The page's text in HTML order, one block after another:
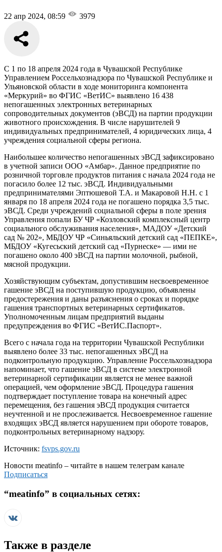
22 апр 2024, 08:59 3979
С 1 по 18 апреля 2024 года в Чувашской Республике
Управлением Россельхознадзора по Чувашской Республике и
Ульяновской области в ходе мониторинга компонента
«Меркурий» во ФГИС «ВетИС» выявлено 16 438
непогашенных электронных ветеринарных
сопроводительных документов (эВСД) на партии продукции
животного происхождения. В числе нарушителей 9
индивидуальных предпринимателей, 4 юридических лица, 4
учреждения социальной сферы региона.
Наибольшее количество непогашенных эВСД зафиксировано
в учетной записи ООО «Амбар». Данное предприятие по
розничной торговле продуктов питания с начала 2024 года не
погасило более 12 тыс. эВСД. Индивидуальными
предпринимателями Эптюшевой Т.А. и Макаровой Н.Н. с 1
января по 18 апреля 2024 года не погашено порядка 3,5 тыс.
эВСД. Среди учреждений социальной сферы в поле зрения
Управления попали БУ ЧР «Козловский комплексный центр
социального обслуживания населения», МАДОУ «Детский
сад № 202», МБДОУ ЧР «Синьяльский детский сад «ПЕПКЕ»,
МБДОУ «Кугесьский детский сад «Пурнеске» — ими не
погашено около 400 эВСД на партии молочной, рыбной,
мясной продукции.
Хозяйствующим субъектам, допустившим несвоевременное
гашение эВСД на поступившую продукцию, объявлены
предостережения и даны разъяснения о сроках и порядке
гашения транспортных ветеринарных сертификатов.
Уполномоченным лицам предприятий выданы
предупреждения во ФГИС «ВетИС.Паспорт».
Всего с начала года на территории Чувашской Республики
выявлено более 33 тыс. непогашенных эВСД на
подконтрольную продукцию. Управление Россельхознадзора
напоминает, что гашение эВСД в системе электронной
ветеринарной сертификации является не менее важной
операцией, чем оформление эВСД. Процедура гашения
подтверждает поступление товара на конечный адрес
перемещения, без гашения эВСД продукция считается
неучтенной и не прослеживается. Несвоевременное гашение
входящих эВСД является нарушением при обороте товаров,
подконтрольных ветеринарному надзору.
Источник: fsvps.gov.ru
Новости meatinfo – читайте в нашем телеграм канале
Подписаться
“meatinfo” в социальных сетях:
Также в разделе